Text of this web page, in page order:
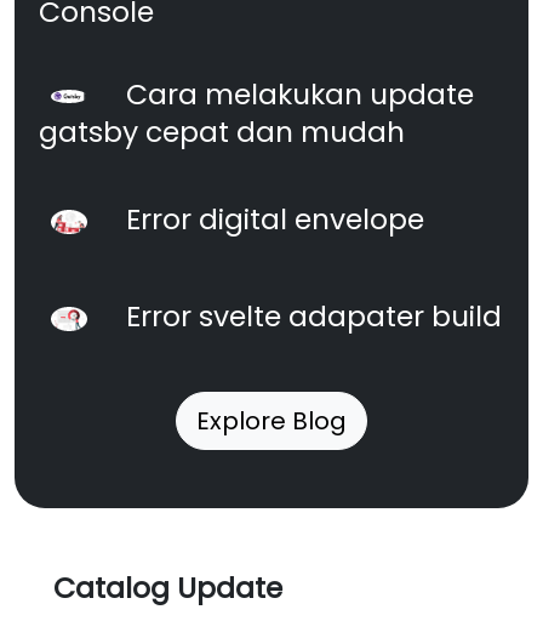
Console
Cara melakukan update
gatsby cepat dan mudah
Error digital envelope
Error svelte adapater build
Explore Blog
Catalog Update